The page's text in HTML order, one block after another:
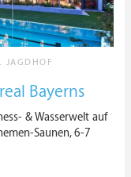
JAGDHOF
Bayerns
& Wasserwelt auf
Saunen, 6-7